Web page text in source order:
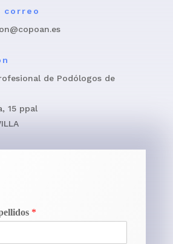
correo
de Podólogos de
15 ppal
*